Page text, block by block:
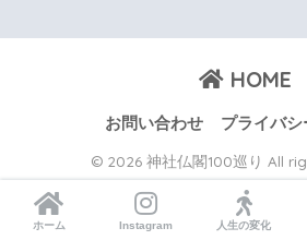
HOME
お問い合わせ プライバ
© 2026 神社仏閣100巡り All
ホーム Instagram 人生の変化